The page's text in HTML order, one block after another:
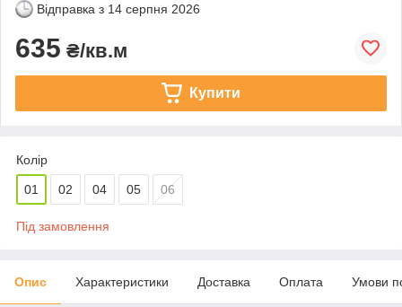
Відправка з 14 серпня 2026
635 ₴/кв.м
Купити
Колір
01 02 04 05 06
Під замовлення
Опис Характеристики Доставка Оплата Умови